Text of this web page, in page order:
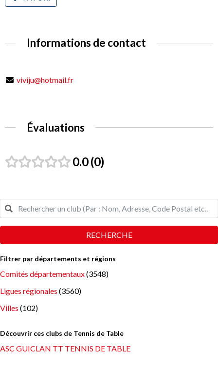
Informations de contact
viviju@hotmail.fr
Évaluations
0.0 0
RECHERCHE
Filtrer par départements et régions
Comités départementaux(3548)
Ligues régionales (3560)
Villes (102)
Découvrir ces clubs de Tennis de Table
ASC GUICLAN TT TENNIS DE TABLE